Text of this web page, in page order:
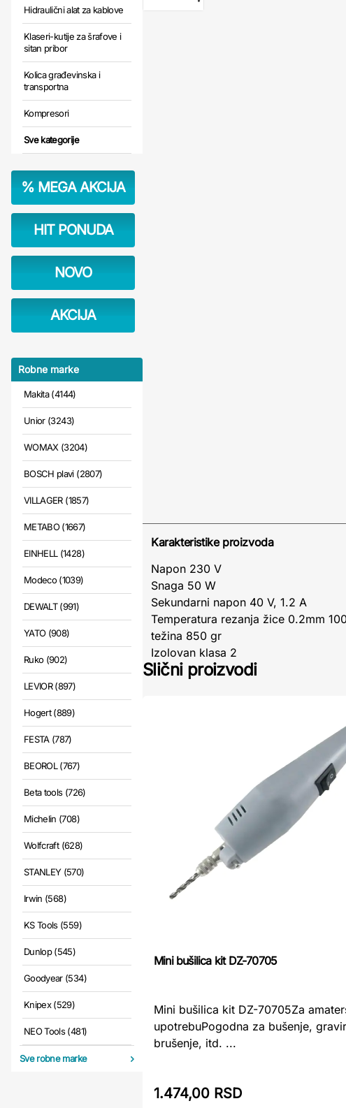
Hidraulični alat za kablove
Klaseri-kutije za šrafove i
sitan pribor
Kolica građevinska i
transportna
Kompresori
Sve kategorije
% MEGA AKCIJA
HIT PONUDA
NOVO
AKCIJA
Robne marke
Makita (4144)
Unior (3243)
WOMAX (3204)
BOSCH plavi (2807)
VILLAGER (1857)
METABO (1667)
EINHELL (1428)
Modeco (1039)
DEWALT (991)
YATO (908)
Ruko (902)
LEVIOR (897)
Hogert (889)
FESTA (787)
BEOROL (767)
Beta tools (726)
Michelin (708)
Wolfcraft (628)
STANLEY (570)
Irwin (568)
KS Tools (559)
Dunlop (545)
Goodyear (534)
Knipex (529)
NEO Tools (481)
Sve robne marke
Karakteristike proizvoda
Napon 230 V
Snaga 50 W
Sekundarni napon 40 V, 1.2 A
Temperatura rezanja žice 0.2mm
težina 850 gr
Izolovan klasa 2
Slični proizvodi
Mini bušilica kit DZ-70705
Mini bušilica kit DZ-70705Za
upotrebuPogodna za bušenje,
brušenje, itd. ...
1.474,00 RSD